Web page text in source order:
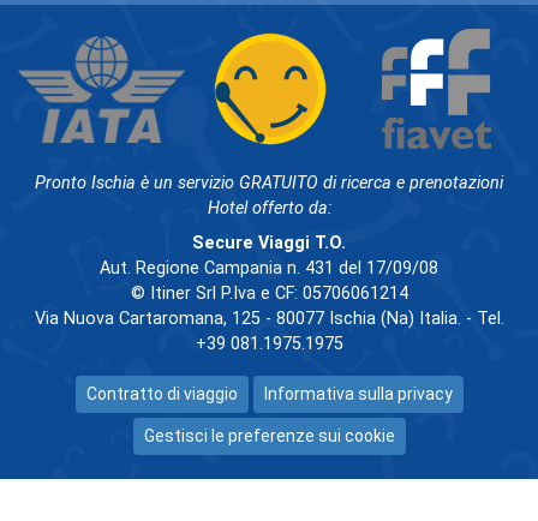
Pronto Ischia è un servizio GRATUITO di ricerca e prenotazioni
Hotel offerto da:
Secure Viaggi T.O.
Aut. Regione Campania n. 431 del 17/09/08
© Itiner Srl P.Iva e CF: 05706061214
Via Nuova Cartaromana, 125 - 80077 Ischia (Na) Italia. - Tel.
+39 081.1975.1975
Contratto di viaggio Informativa sulla privacy
Gestisci le preferenze sui cookie